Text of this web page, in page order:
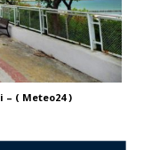
– ( Meteo24 )